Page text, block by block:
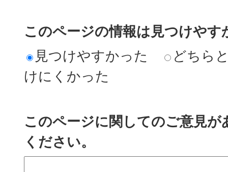
このページの情報は見つけやす
見つけやすかった
どちら
けにくかった
このページに関してのご意見
ください。